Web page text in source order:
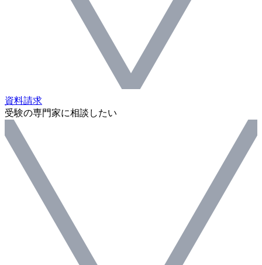
資料請求
受験の専門家に相談したい